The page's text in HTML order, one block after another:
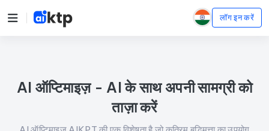
लॉग इन करें
AI ऑप्टिमाइज़ - AI के साथ अपनी सामग्री को
ताज़ा करें